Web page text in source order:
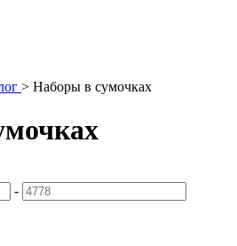
> Наборы в сумочках
-